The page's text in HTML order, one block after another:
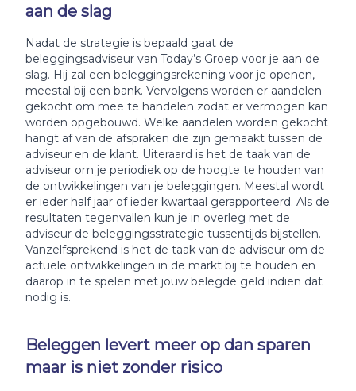
aan de slag
Nadat de strategie is bepaald gaat de
beleggingsadviseur van Today’s Groep voor je aan de
slag. Hij zal een beleggingsrekening voor je openen,
meestal bij een bank. Vervolgens worden er aandelen
gekocht om mee te handelen zodat er vermogen kan
worden opgebouwd. Welke aandelen worden gekocht
hangt af van de afspraken die zijn gemaakt tussen de
adviseur en de klant. Uiteraard is het de taak van de
adviseur om je periodiek op de hoogte te houden van
de ontwikkelingen van je beleggingen. Meestal wordt
er ieder half jaar of ieder kwartaal gerapporteerd. Als de
resultaten tegenvallen kun je in overleg met de
adviseur de beleggingsstrategie tussentijds bijstellen.
Vanzelfsprekend is het de taak van de adviseur om de
actuele ontwikkelingen in de markt bij te houden en
daarop in te spelen met jouw belegde geld indien dat
nodig is.
Beleggen levert meer op dan sparen
maar is niet zonder risico